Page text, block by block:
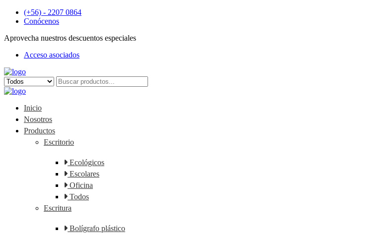
(+56) - 2207 0864
Conócenos
Aprovecha nuestros descuentos especiales
Publicidad insuperable para tu marca
Acceso asociados
Inicio
Nosotros
Productos
Escritorio
Ecológicos
Escolares
Oficina
Todos
Escritura
Bolígrafo plástico